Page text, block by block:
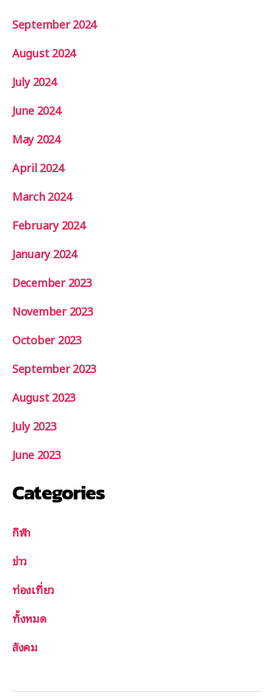
September 2024
August 2024
July 2024
June 2024
May 2024
April 2024
March 2024
February 2024
January 2024
December 2023
November 2023
October 2023
September 2023
August 2023
July 2023
June 2023
Categories
กีฬา
ข่าว
ท่องเที่ยว
ทั้งหมด
สังคม